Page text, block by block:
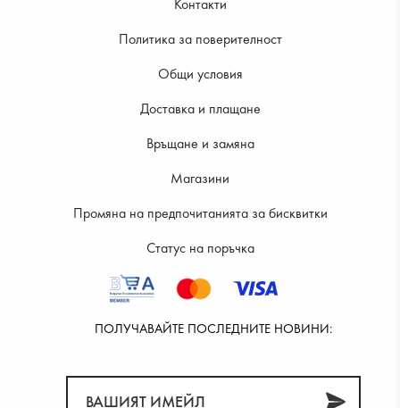
Политика за поверителност
Общи условия
Доставка и плащане
Връщане и замяна
Магазини
Промяна на предпочитанията за бисквитки
Статус на поръчка
ПОЛУЧАВАЙТЕ ПОСЛЕДНИТЕ НОВИНИ: